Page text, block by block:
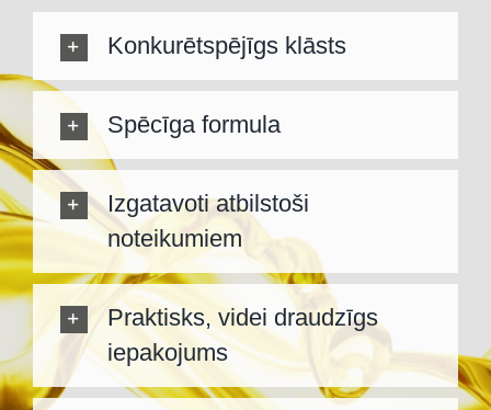
Konkurētspējīgs klāsts
Spēcīga formula
Izgatavoti atbilstoši
noteikumiem
Praktisks, videi draudzīgs
iepakojums